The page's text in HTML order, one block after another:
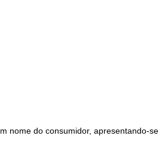
nome do consumidor, apresentando-se